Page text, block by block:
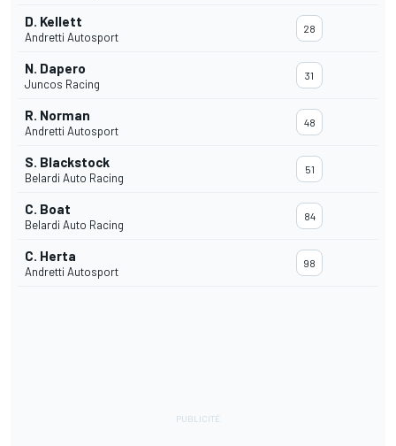
D. Kellett
Andretti Autosport
28
N. Dapero
Juncos Racing
31
R. Norman
Andretti Autosport
48
S. Blackstock
Belardi Auto Racing
51
C. Boat
Belardi Auto Racing
84
C. Herta
Andretti Autosport
98